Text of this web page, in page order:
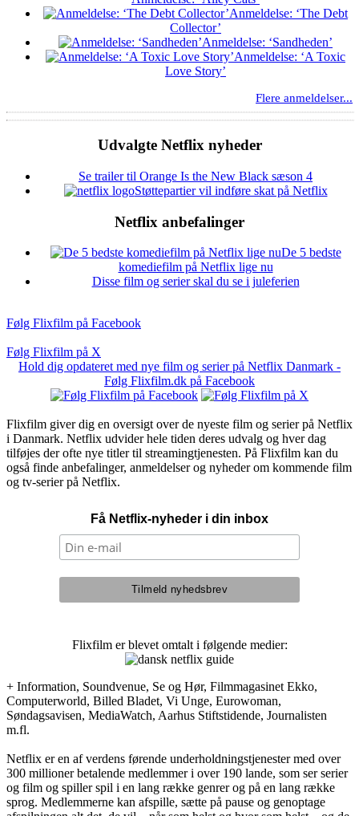
Anmeldelse: ‘The Debt
Collector’
Anmeldelse: ‘Sandheden’
Anmeldelse: ‘A Toxic
Love Story’
Flere anmeldelser...
Udvalgte Netflix nyheder
Se trailer til Orange Is the New Black sæson 4
Støttepartier vil indføre skat på Netflix
Netflix anbefalinger
De 5 bedste
komediefilm på Netflix lige nu
Disse film og serier skal du se i juleferien
Følg Flixfilm på Facebook
Følg Flixfilm på X
Hold dig opdateret med nye film og serier på Netflix Danmark -
Følg Flixfilm.dk på Facebook
Flixfilm giver dig en oversigt over de nyeste film og serier på Netflix
i Danmark. Netflix udvider hele tiden deres udvalg og hver dag
tilføjes der ofte nye titler til streamingtjenesten. På Flixfilm kan du
også finde anbefalinger, anmeldelser og nyheder om kommende film
og tv-serier på Netflix.
Få Netflix-nyheder i din inbox
Flixfilm er blevet omtalt i følgende medier:
+ Information, Soundvenue, Se og Hør, Filmmagasinet Ekko,
Computerworld, Billed Bladet, Vi Unge, Eurowoman,
Søndagsavisen, MediaWatch, Aarhus Stiftstidende, Journalisten
m.fl.
Netflix er en af verdens førende underholdningstjenester med over
300 millioner betalende medlemmer i over 190 lande, som ser serier
og film og spiller spil i en lang række genrer og på en lang række
sprog. Medlemmerne kan afspille, sætte på pause og genoptage